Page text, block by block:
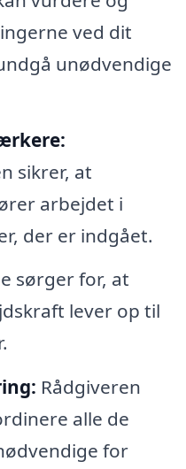
ved dit
unødvendige
sikrer, at
arbejdet i
der er indgået.
sørger for, at
lever op til
Rådgiveren
alle de
for